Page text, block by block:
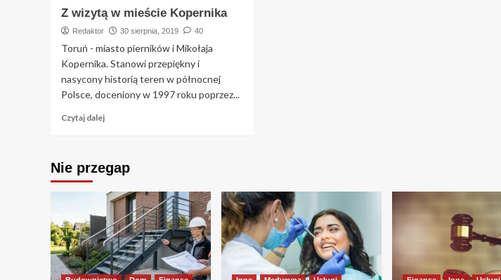
Z wizytą w mieście Kopernika
Redaktor 30 sierpnia, 2019 40
Toruń - miasto pierników i Mikołaja
Kopernika. Stanowi przepiękny i
nasycony historią teren w północnej
Polsce, doceniony w 1997 roku poprzez...
Czytaj dalej
Nie przegap